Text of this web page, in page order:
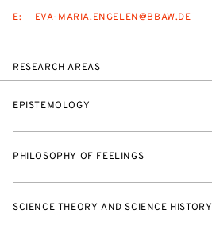
E:
EVA-MARIA.ENGELEN@BBAW.DE
RESEARCH AREAS
EPISTEMOLOGY
PHILOSOPHY OF FEELINGS
SCIENCE THEORY AND SCIENCE HISTORY